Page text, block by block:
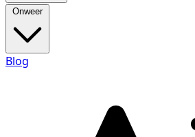
Onweer
Blog